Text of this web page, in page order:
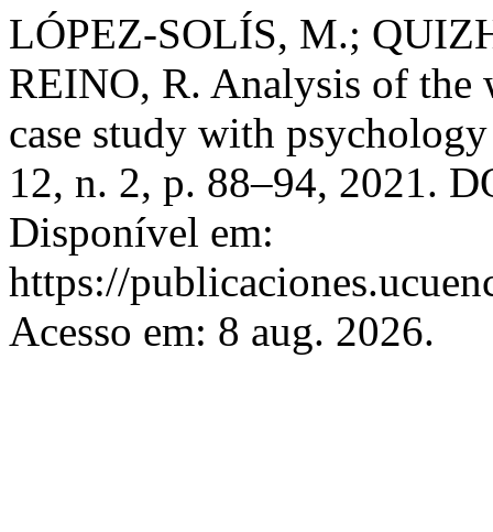
LÓPEZ-SOLÍS, M.;
REINO, R. Analysis of the
case study with
12, n. 2, p. 88–94, 2021.
Disponível em:
https://
Acesso em: 8 aug. 2026.